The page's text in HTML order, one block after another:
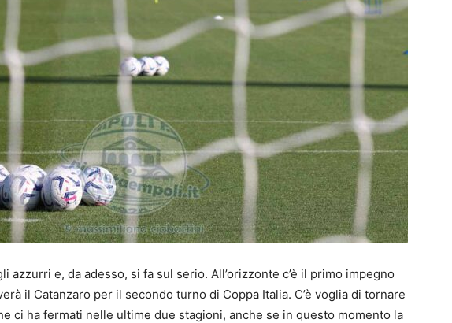
azzurri e, da adesso, si fa sul serio. All’orizzonte c’è il primo impegno
il Catanzaro per il secondo turno di Coppa Italia. C’è voglia di tornare
ci ha fermati nelle ultime due stagioni, anche se in questo momento la